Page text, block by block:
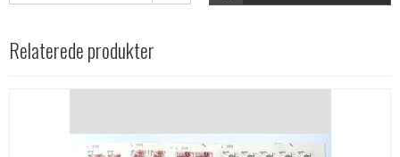
Relaterede produkter